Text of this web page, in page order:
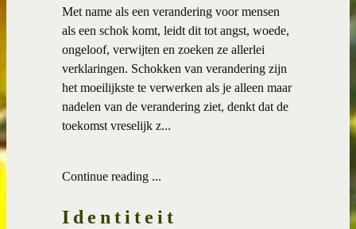
Met name als een verandering voor mensen
als een schok komt, leidt dit tot angst, woede,
ongeloof, verwijten en zoeken ze allerlei
verklaringen. Schokken van verandering zijn
het moeilijkste te verwerken als je alleen maar
nadelen van de verandering ziet, denkt dat de
toekomst vreselijk z...
Continue reading ...
Identiteit